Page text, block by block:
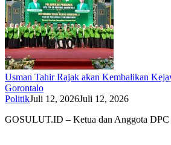
Usman Tahir Rajak akan Kembalikan
Gorontalo
PolitikJuli 12, 2026Juli 12, 2026
GOSULUT.ID – Ketua dan Anggota